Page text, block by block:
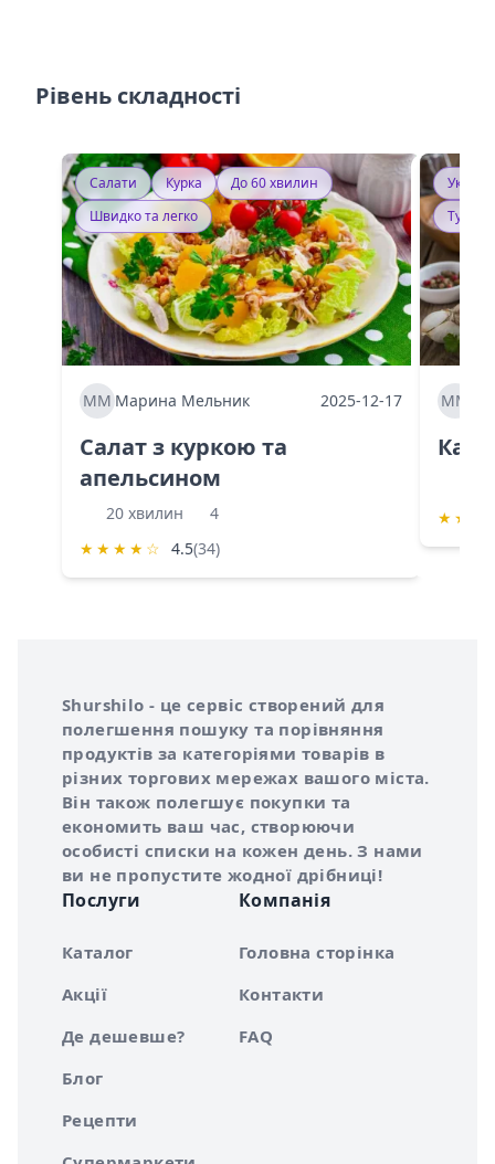
Рівень складності
Салати Курка
До 60 хвилин
Швидко та легко
ММ Марина Мельник 2025-12-17
Салат з куркою та
апельсином
20 хвилин
4
★ ★ ★ ★ ☆ 4.5(34)
ММ
★ ★
Про сервіс Shurshilo
Shurshilo - це сервіс створений для
полегшення пошуку та порівняння
продуктів за категоріями товарів в
різних торгових мережах вашого міста.
Він також полегшує покупки та
економить ваш час, створюючи
особисті списки на кожен день. З нами
ви не пропустите жодної дрібниці!
Послуги
Каталог
Акції
Де дешевше?
Блог
Рецепти
Компанія
Головна сторінка
Контакти
FAQ